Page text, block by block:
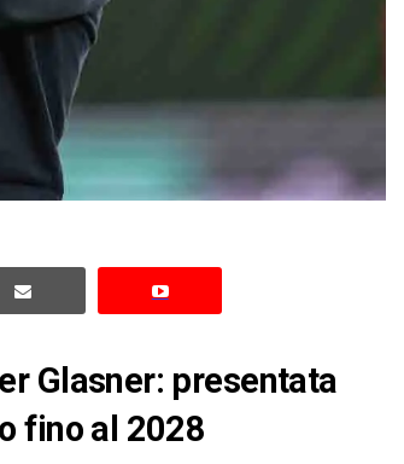
Glasner: presentata
fino al 2028